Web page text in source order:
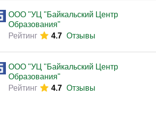
ООО "УЦ "Байкальский Центр
Образования"
Рейтинг
4.7 Отзывы
ООО "УЦ "Байкальский Центр
Образования"
Рейтинг
4.7 Отзывы